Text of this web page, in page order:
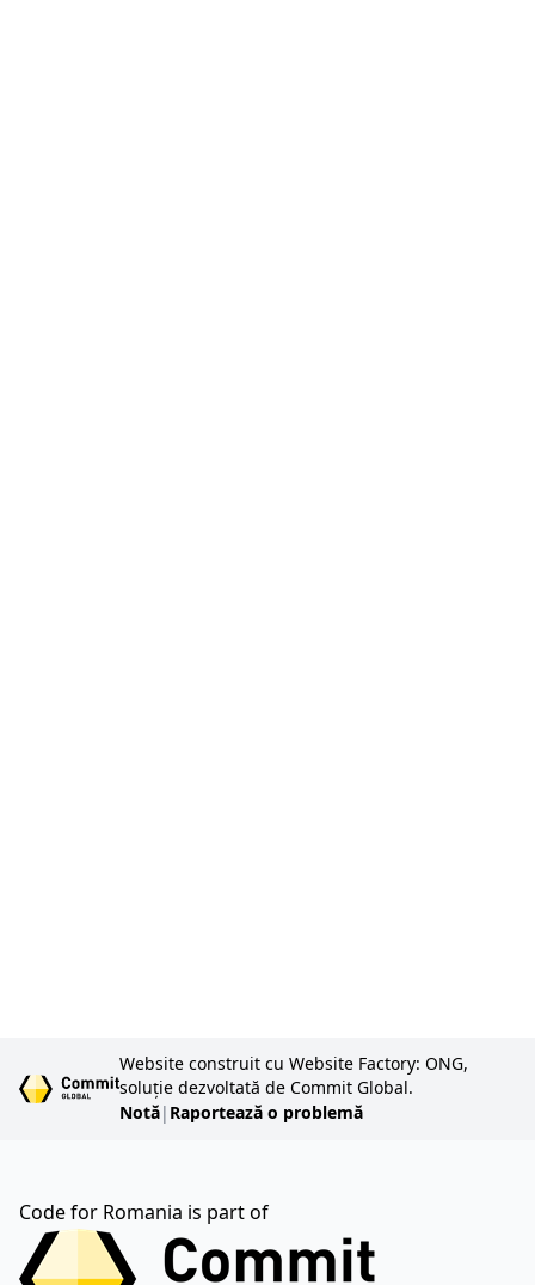
Website construit cu Website Factory: ONG,
soluție dezvoltată de Commit Global.
Notă| Raportează o problemă
Code for Romania is part of